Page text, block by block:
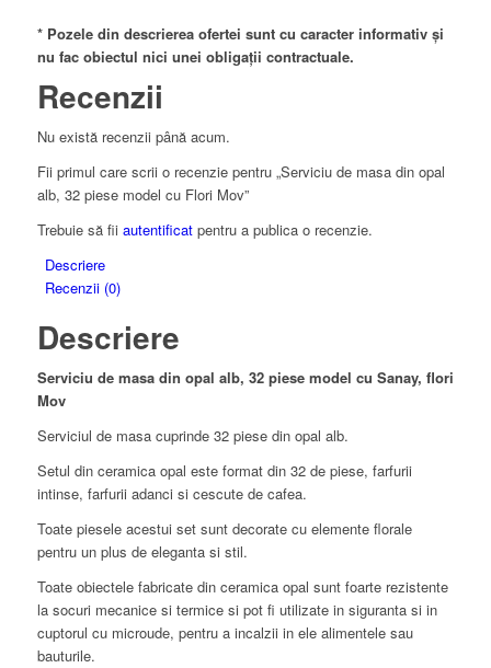
* Pozele din descrierea ofertei sunt cu caracter informativ și
nu fac obiectul nici unei obligații contractuale.
Recenzii
Nu există recenzii până acum.
Fii primul care scrii o recenzie pentru „Serviciu de masa din opal
alb, 32 piese model cu Flori Mov”
Trebuie să fii autentificatpentru a publica o recenzie.
Descriere
Recenzii (0)
Descriere
Serviciu de masa din opal alb, 32 piese model cu Sanay, flori
Mov
Serviciul de masa cuprinde 32 piese din opal alb.
Setul din ceramica opal este format din 32 de piese, farfurii
intinse, farfurii adanci si cescute de cafea.
Toate piesele acestui set sunt decorate cu elemente florale
pentru un plus de eleganta si stil.
Toate obiectele fabricate din ceramica opal sunt foarte rezistente
la socuri mecanice si termice si pot fi utilizate in siguranta si in
cuptorul cu microude, pentru a incalzii in ele alimentele sau
bauturile.